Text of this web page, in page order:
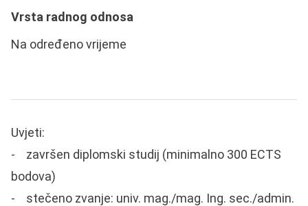
Vrsta radnog odnosa
Na određeno vrijeme
Uvjeti:
- završen diplomski studij (minimalno 300 ECTS
bodova)
- stečeno zvanje: univ. mag./mag. Ing. sec./admin.